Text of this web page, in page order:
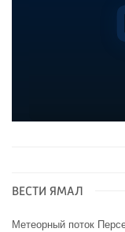
ВЕСТИ ЯМАЛ
Метеорный поток